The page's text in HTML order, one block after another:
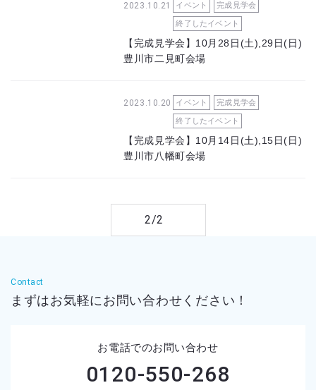
2023.10.21 イベント 完成見学会
終了したイベント
【完成見学会】10月28日(土),29日(日)
豊川市二見町会場
2023.10.20 イベント 完成見学会
終了したイベント
【完成見学会】10月14日(土),15日(日)
豊川市八幡町会場
2/2
Contact
まずはお気軽にお問い合わせください！
お電話でのお問い合わせ
0120-550-268